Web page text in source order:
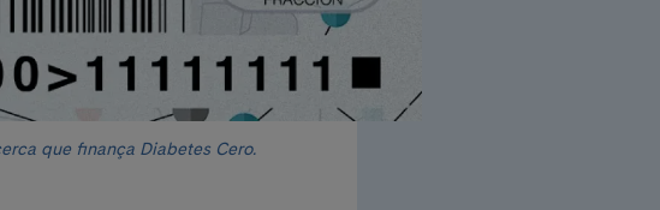
que finança Diabetes Cero.